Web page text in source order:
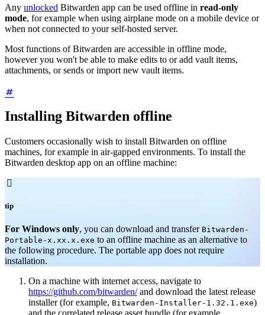
Any unlocked Bitwarden app can be used offline in read-only
mode, for example when using airplane mode on a mobile device or
when not connected to your self-hosted server.
Most functions of Bitwarden are accessible in offline mode,
however you won't be able to make edits to or add vault items,
attachments, or sends or import new vault items.
Installing Bitwarden offline
Customers occasionally wish to install Bitwarden on offline
machines, for example in air-gapped environments. To install the
Bitwarden desktop app on an offline machine:

tip
For Windows only, you can download and transfer Bitwarden-
Portable-x.xx.x.exe to an offline machine as an alternative to
the following procedure. The portable app does not require
installation.
On a machine with internet access, navigate to
https://github.com/bitwarden/and download the latest release
installer (for example, Bitwarden-Installer-1.32.1.exe)